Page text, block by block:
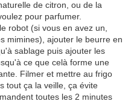
de citron, ou de la
pour parfumer.
robot (si vous en avez un,
mimines), ajouter le beurre en
sablage puis ajouter les
ce que celà forme une
Filmer et mettre au frigo
tout ça la veille, ça évite
toutes les 2 minutes